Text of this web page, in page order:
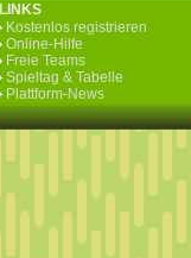
LINKS
Kostenlos registrieren
Online-Hilfe
Freie Teams
Spieltag & Tabelle
Plattform-News